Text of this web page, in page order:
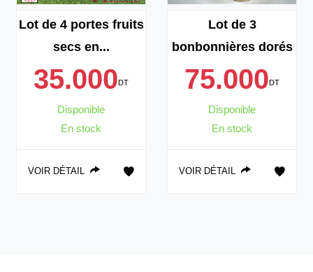
Lot de 4 portes fruits
secs en...
35.000DT
Disponible
En stock
VOIR DÉTAIL
Lot de 3
bonbonnières dorés
75.000DT
Disponible
En stock
VOIR DÉTAIL